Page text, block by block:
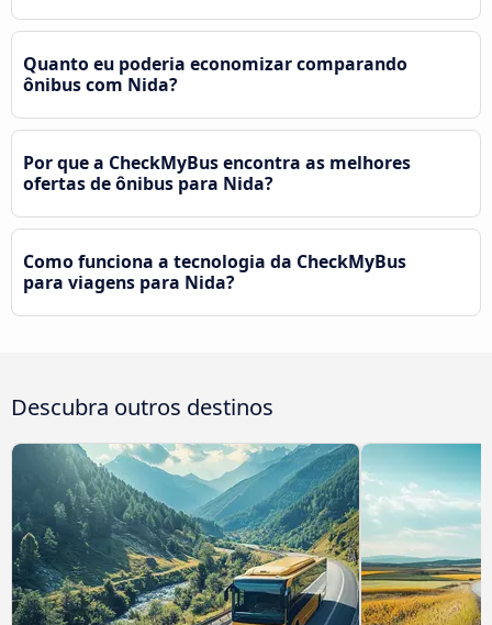
Quanto eu poderia economizar comparando
ônibus com Nida?
Por que a CheckMyBus encontra as melhores
ofertas de ônibus para Nida?
Como funciona a tecnologia da CheckMyBus
para viagens para Nida?
Descubra outros destinos